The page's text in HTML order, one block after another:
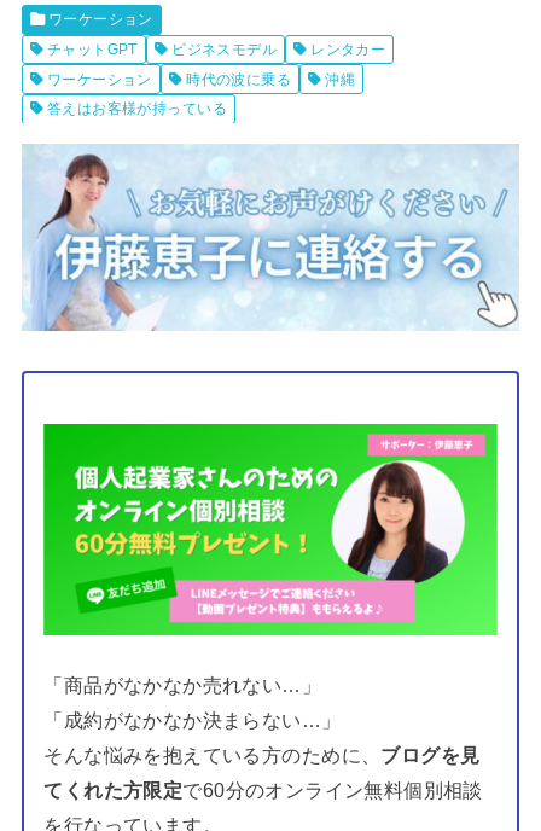
ワーケーション
チャットGPT
ビジネスモデル
レンタカー
ワーケーション
時代の波に乗る
沖縄
答えはお客様が持っている
「商品がなかなか売れない…」
「成約がなかなか決まらない…」
そんな悩みを抱えている方のために、 ブログを見
てくれた方限定で60分のオンライン無料個別相談
を行なっています。